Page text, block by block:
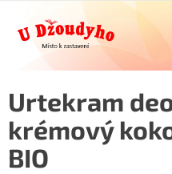
obsah
Urtekram
krémový
BIO